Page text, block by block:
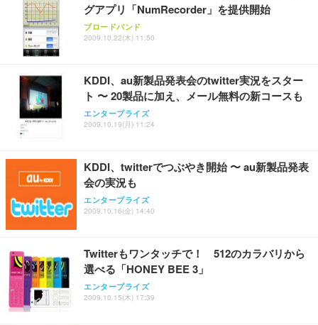
グアプリ「NumRecorder」を提供開始
ブロードバンド
2009.10.22(木) 11:50
KDDI、au新製品発表会のtwitter実況をスター
ト 〜 20製品に加え、メール無料の新コースも
エンタープライズ
2009.10.19(月) 11:24
KDDI、twitterでつぶやき開始 〜 au新製品発表
会の実況も
エンタープライズ
2009.10.16(金) 14:40
Twitterもワンタッチで！ 512のカラバリから
選べる「HONEY BEE 3」
エンタープライズ
2009.10.15(木) 17:39